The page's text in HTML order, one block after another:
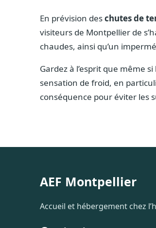
En prévision deschutes de
visiteurs de Montpellier de
chaudes, ainsi qu’un
Gardez à l’esprit que même
sensation de froid, en
conséquence pour éviter les
AEF Montpellier
Accueil et hébergement chez